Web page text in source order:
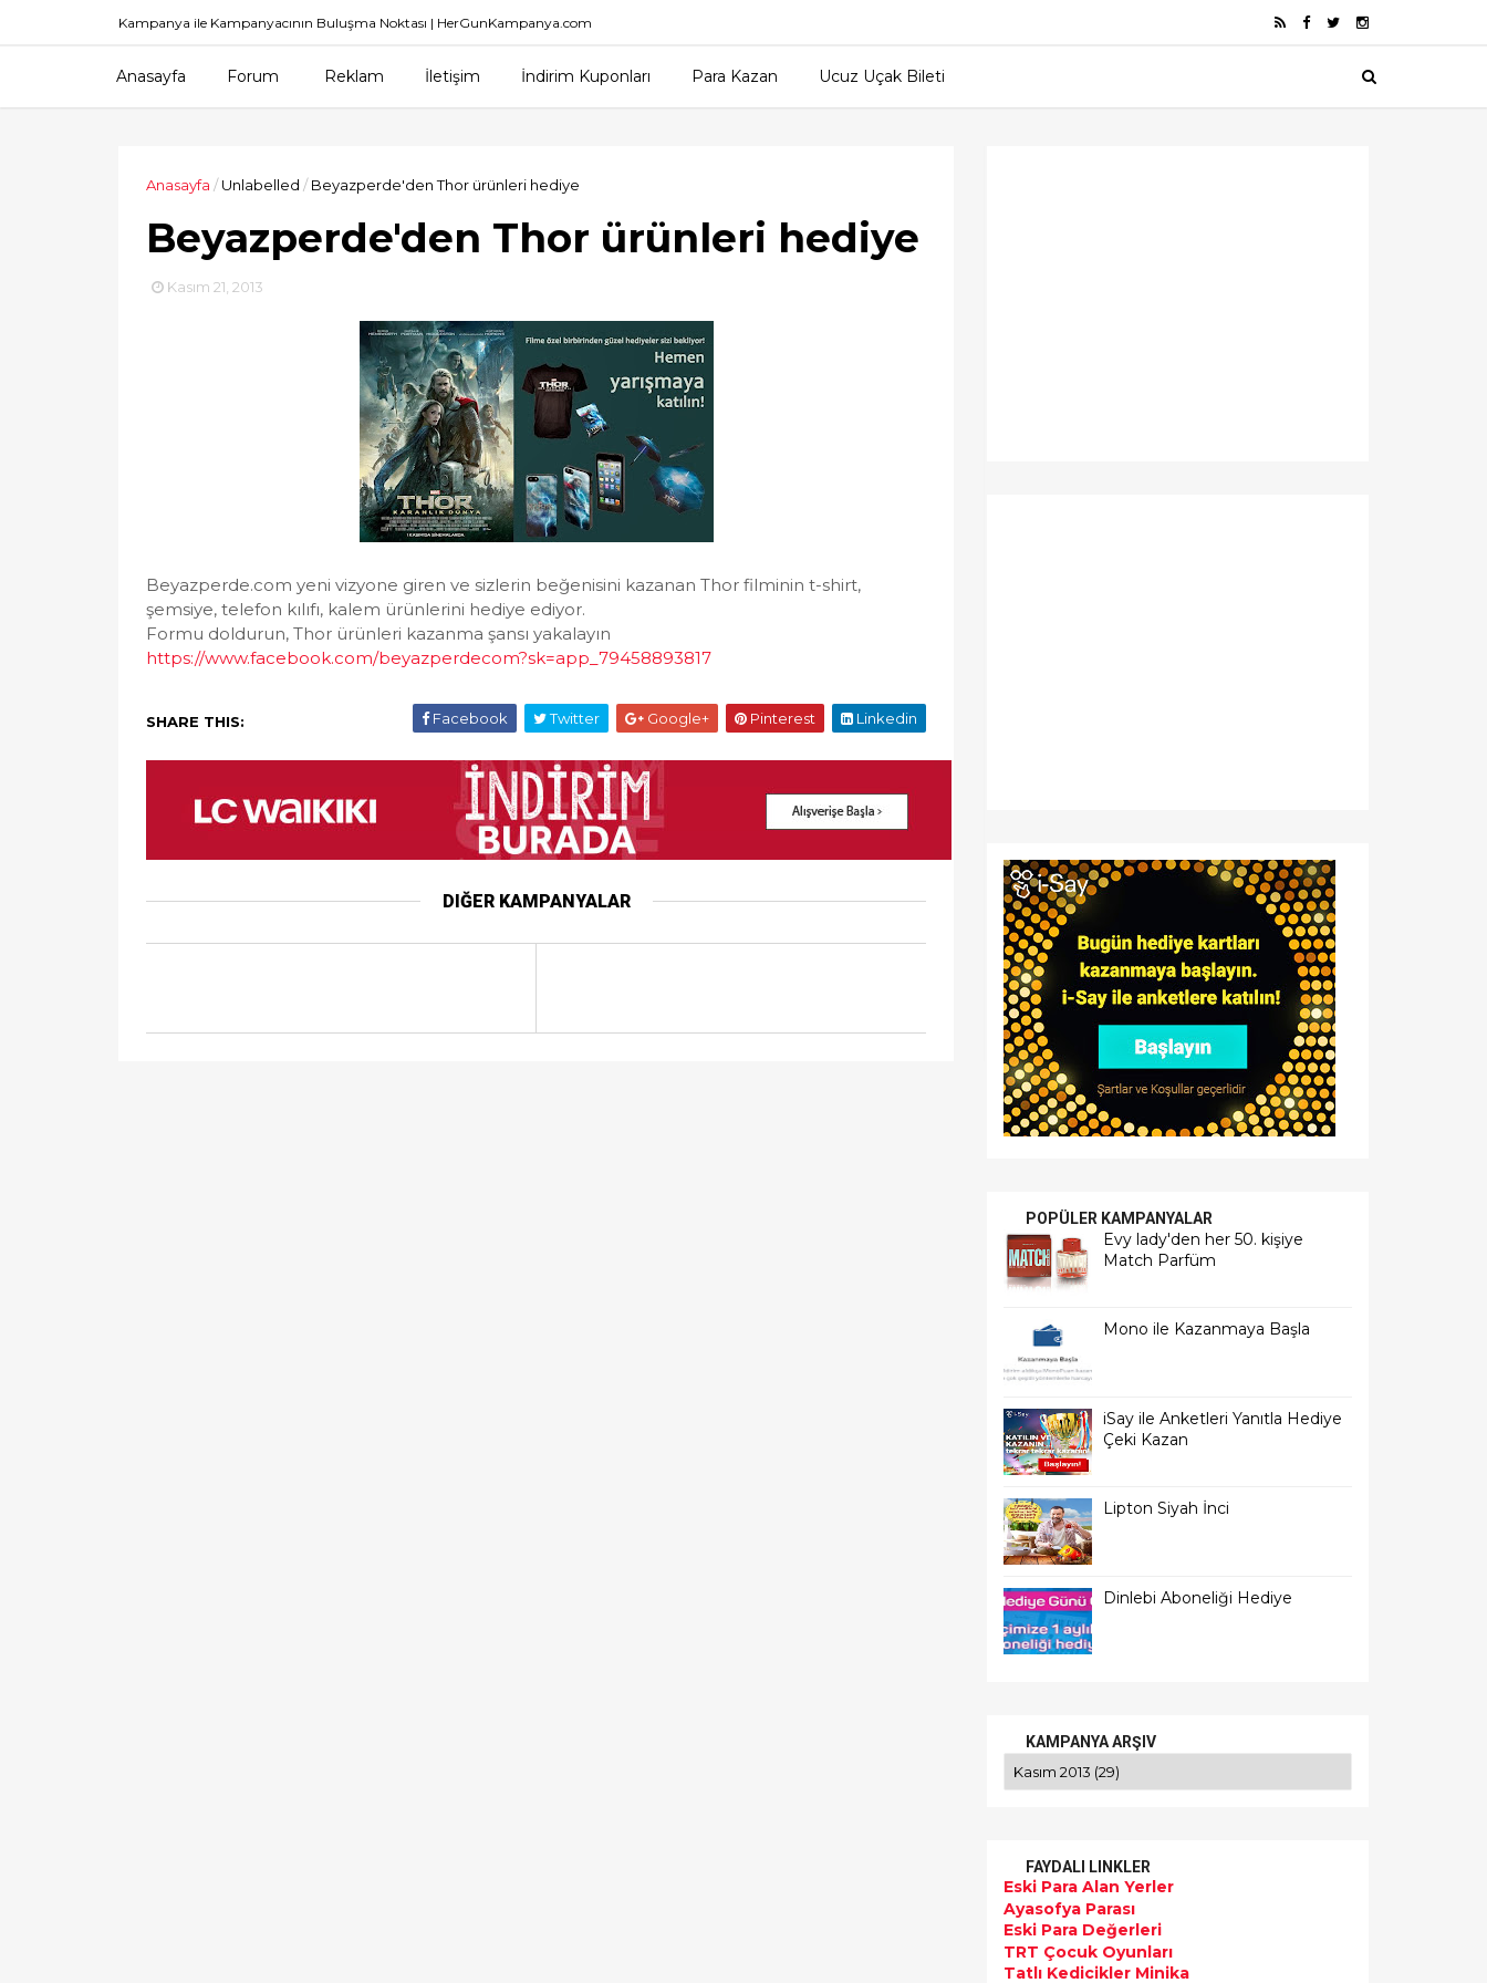
Kampanya ile Kampanyacının Buluşma Noktası | HerGunKampanya.com
Anasayfa Forum Reklam İletişim İndirim Kuponları Para Kazan Ucuz Uçak Bileti
Anasayfa /Unlabelled / Beyazperde'den Thor ürünleri hediye
Beyazperde'den Thor ürünleri hediye
Kasım 21, 2013
Beyazperde.com yeni vizyone giren ve sizlerin beğenisini kazanan Thor filminin t-shirt,
şemsiye, telefon kılıfı, kalem ürünlerini hediye ediyor.
Formu doldurun, Thor ürünleri kazanma şansı yakalayın
https://www.facebook.com/beyazperdecom?sk=app_79458893817
SHARE THIS: Facebook Twitter Google+ Pinterest Linkedin
DIĞER KAMPANYALAR
POPÜLER KAMPANYALAR
Evy lady'den her 50. kişiye
Match Parfüm
Mono ile Kazanmaya Başla
iSay ile Anketleri Yanıtla Hediye
Çeki Kazan
Lipton Siyah İnci
Dinlebi Aboneliği Hediye
KAMPANYA ARŞIV
FAYDALI LINKLER
Eski Para Alan Yerler
Ayasofya Parası
Eski Para Değerleri
TRT Çocuk Oyunları
Tatlı Kedicikler Minika